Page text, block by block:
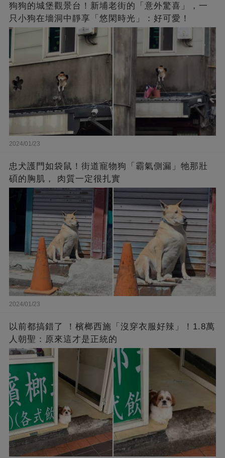
狗狗的城堡觀景台！新埔老街的「意外驚喜」，一
只小狗在墻洞中靜享「悠閑時光」：好可愛！
2024/01/23
忠犬護門如袋鼠！街道寵物狗「霸氣側漏」牠那壯
碩的胸肌， 肉質一定很扎實
2024/01/23
以前都搞錯了 ！檳榔西施「沒穿衣服好辣」！1.8萬
人朝聖：原來這才是正統的